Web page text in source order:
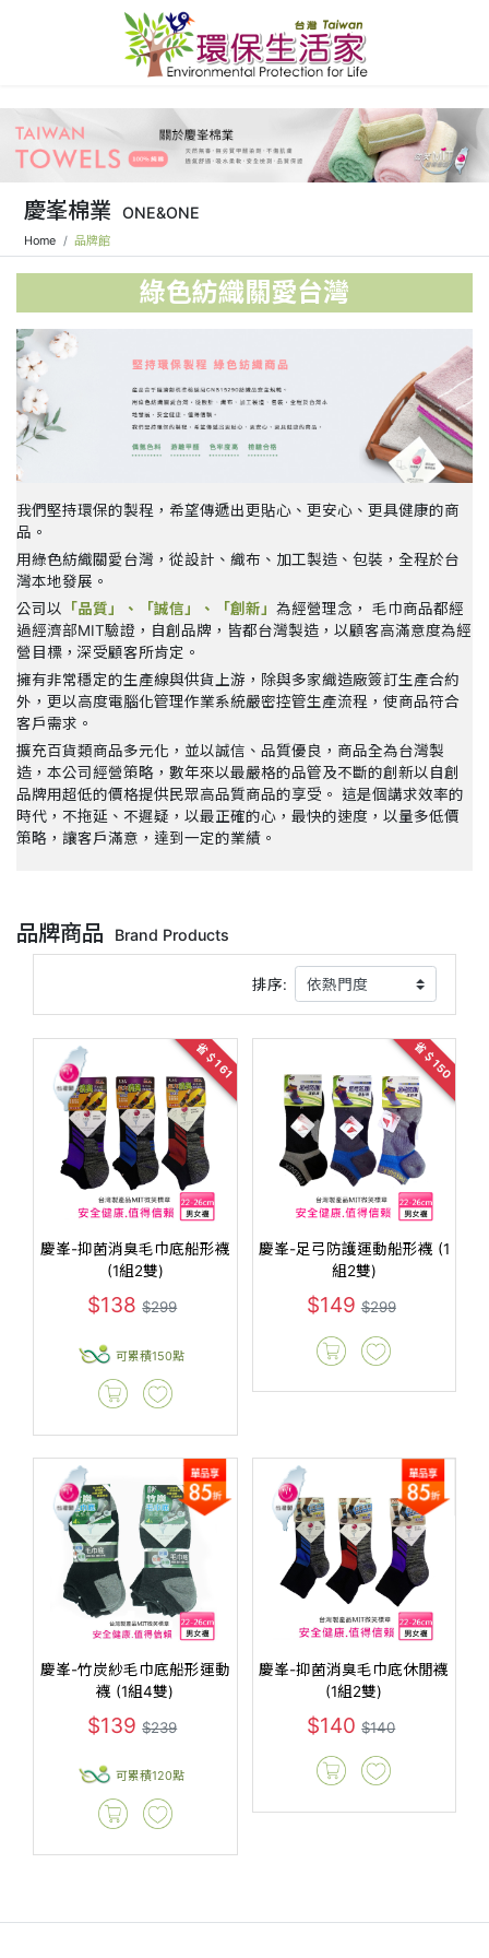
慶峯棉業 ONE&ONE
Home 品牌館
綠色紡織關愛台灣
我們堅持環保的製程，希望傳遞出更貼心、更安心、更具健康的商
品。
用綠色紡織關愛台灣，從設計、織布、加工製造、包裝，全程於台
灣本地發展。
公司以
「品質」、「誠信」、「創新」 為經營理念， 毛巾商品都經
過經濟部MIT驗證，自創品牌，皆都台灣製造，以顧客高滿意度為經
營目標，深受顧客所肯定。
擁有非常穩定的生產線與供貨上游，除與多家織造廠簽訂生產合約
外，更以高度電腦化管理作業系統嚴密控管生產流程，使商品符合
客戶需求。
擴充百貨類商品多元化，並以誠信、品質優良，商品全為台灣製
造，本公司經營策略，數年來以最嚴格的品管及不斷的創新以自創
品牌用超低的價格提供民眾高品質商品的享受。 這是個講求效率的
時代，不拖延、不遲疑，以最正確的心，最快的速度，以量多低價
策略，讓客戶滿意，達到一定的業績。
品牌商品 Brand Products
排序:
省＄161
慶峯-抑菌消臭毛巾底船形襪
(1組2雙)
$138$299
可累積150點
省＄150
慶峯-足弓防護運動船形襪 (1
組2雙)
$149$299
慶峯-竹炭紗毛巾底船形運動
襪 (1組4雙)
$139$239
可累積120點
慶峯-抑菌消臭毛巾底休閒襪
(1組2雙)
$140$140